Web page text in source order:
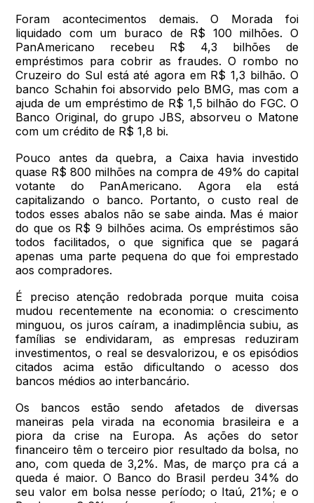
Foram acontecimentos demais. O Morada foi
liquidado com um buraco de R$ 100 milhões. O
PanAmericano recebeu R$ 4,3 bilhões de
empréstimos para cobrir as fraudes. O rombo no
Cruzeiro do Sul está até agora em R$ 1,3 bilhão. O
banco Schahin foi absorvido pelo BMG, mas com a
ajuda de um empréstimo de R$ 1,5 bilhão do FGC. O
Banco Original, do grupo JBS, absorveu o Matone
com um crédito de R$ 1,8 bi.
Pouco antes da quebra, a Caixa havia investido
quase R$ 800 milhões na compra de 49% do capital
votante do PanAmericano. Agora ela está
capitalizando o banco. Portanto, o custo real de
todos esses abalos não se sabe ainda. Mas é maior
do que os R$ 9 bilhões acima. Os empréstimos são
todos facilitados, o que significa que se pagará
apenas uma parte pequena do que foi emprestado
aos compradores.
É preciso atenção redobrada porque muita coisa
mudou recentemente na economia: o crescimento
minguou, os juros caíram, a inadimplência subiu, as
famílias se endividaram, as empresas reduziram
investimentos, o real se desvalorizou, e os episódios
citados acima estão dificultando o acesso dos
bancos médios ao interbancário.
Os bancos estão sendo afetados de diversas
maneiras pela virada na economia brasileira e a
piora da crise na Europa. As ações do setor
financeiro têm o terceiro pior resultado da bolsa, no
ano, com queda de 3,2%. Mas, de março pra cá a
queda é maior. O Banco do Brasil perdeu 34% do
seu valor em bolsa nesse período; o Itaú, 21%; e o